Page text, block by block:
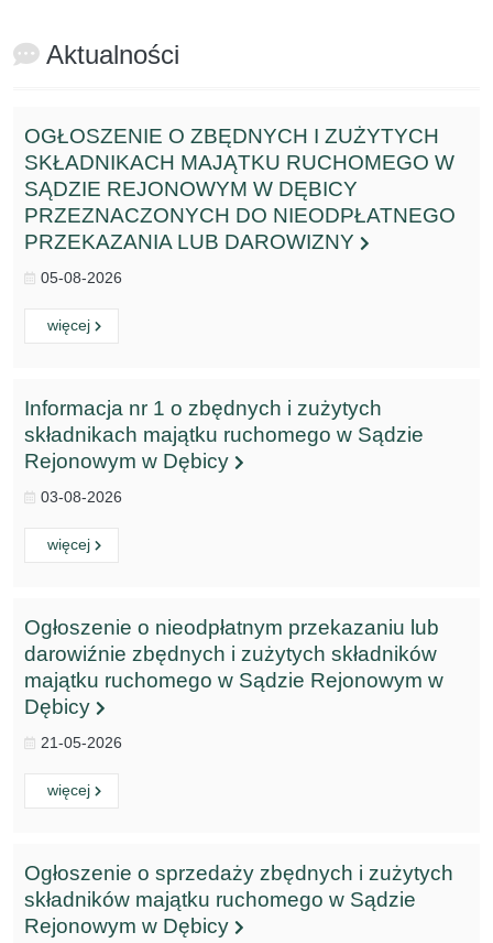
Aktualności
OGŁOSZENIE O ZBĘDNYCH I ZUŻYTYCH
SKŁADNIKACH MAJĄTKU RUCHOMEGO W
SĄDZIE REJONOWYM W DĘBICY
PRZEZNACZONYCH DO NIEODPŁATNEGO
PRZEKAZANIA LUB DAROWIZNY
05-08-2026
Czytaj
więcejo:
Informacja nr 1 o zbędnych i zużytych
składnikach majątku ruchomego w Sądzie
Rejonowym w Dębicy
03-08-2026
Czytaj
więcejo:
Ogłoszenie o nieodpłatnym przekazaniu lub
darowiźnie zbędnych i zużytych składników
majątku ruchomego w Sądzie Rejonowym w
Dębicy
21-05-2026
Czytaj
więcejo:
Ogłoszenie o sprzedaży zbędnych i zużytych
składników majątku ruchomego w Sądzie
Rejonowym w Dębicy